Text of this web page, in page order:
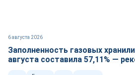
6 августа 2026
Заполненность газовых
августа составила 57,11% —